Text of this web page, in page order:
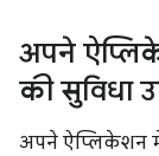
अपने
की सुविधा
अपने ऐप्लिकेशन